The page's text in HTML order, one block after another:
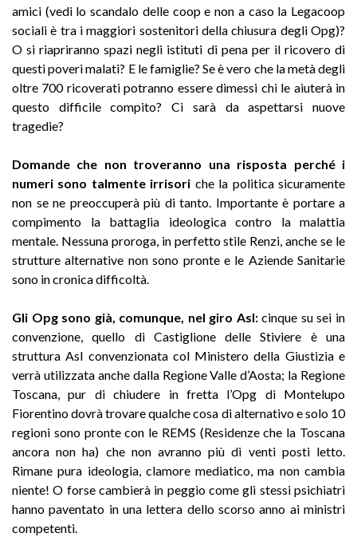
amici (vedi lo scandalo delle coop e non a caso la Legacoop
sociali è tra i maggiori sostenitori della chiusura degli Opg)?
O si riapriranno spazi negli istituti di pena per il ricovero di
questi poveri malati? E le famiglie? Se è vero che la metà degli
oltre 700 ricoverati potranno essere dimessi chi le aiuterà in
questo difficile compito? Ci sarà da aspettarsi nuove
tragedie?
Domande che non troveranno una risposta perché i
numeri sono talmente irrisori che la politica sicuramente
non se ne preoccuperà più di tanto. Importante è portare a
compimento la battaglia ideologica contro la malattia
mentale. Nessuna proroga, in perfetto stile Renzi, anche se le
strutture alternative non sono pronte e le Aziende Sanitarie
sono in cronica difficoltà.
Gli Opg sono già, comunque, nel giro Asl:cinque su sei in
convenzione, quello di Castiglione delle Stiviere è una
struttura Asl convenzionata col Ministero della Giustizia e
verrà utilizzata anche dalla Regione Valle d’Aosta; la Regione
Toscana, pur di chiudere in fretta l’Opg di Montelupo
Fiorentino dovrà trovare qualche cosa di alternativo e solo 10
regioni sono pronte con le REMS (Residenze che la Toscana
ancora non ha) che non avranno più di venti posti letto.
Rimane pura ideologia, clamore mediatico, ma non cambia
niente! O forse cambierà in peggio come gli stessi psichiatri
hanno paventato in una lettera dello scorso anno ai ministri
competenti.